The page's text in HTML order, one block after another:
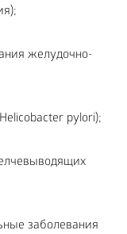
желудочно-
pylori);
заболевания